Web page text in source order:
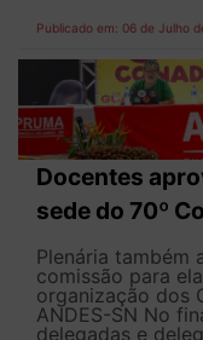
Publicado em: 06 de Julho
Docentes
sede do 70º
Plenária também
comissão para
organização dos
ANDES-SN No
delegadas e